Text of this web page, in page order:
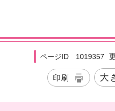
ページID 1019357
印刷 大